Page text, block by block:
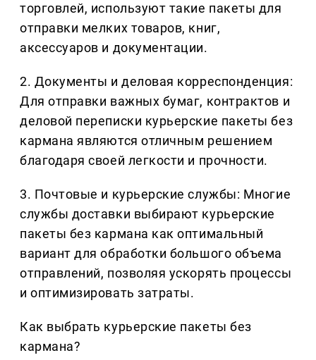
торговлей, используют такие пакеты для
отправки мелких товаров, книг,
аксессуаров и документации.
2. Документы и деловая корреспонденция:
Для отправки важных бумаг, контрактов и
деловой переписки курьерские пакеты без
кармана являются отличным решением
благодаря своей легкости и прочности.
3. Почтовые и курьерские службы: Многие
службы доставки выбирают курьерские
пакеты без кармана как оптимальный
вариант для обработки большого объема
отправлений, позволяя ускорять процессы
и оптимизировать затраты.
Как выбрать курьерские пакеты без
кармана?